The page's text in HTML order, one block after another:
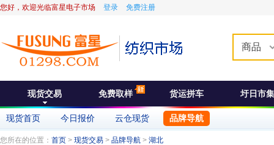
您好，欢迎光临富星电子市场 登录 免费注册
商品
现货交易 免费取样 货运拼车 圩日市集
现货首页 今日报价 云仓现货 品牌导航
您所在的位置： 首页 > 现货交易 > 品牌导航 > 湖北